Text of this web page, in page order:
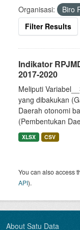
Organisasi:
Biro
Filter Results
Indikator
2017-2020
Meliputi
yang dibakukan
Daerah otonomi
(Pembentukan
XLSX CSV
You can also access
API).
About Satu Data